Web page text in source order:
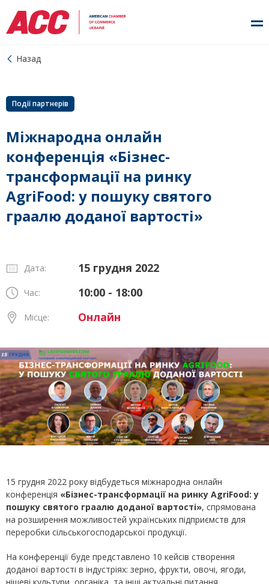
Назад
Події партнерів
Міжнародна онлайн
конференція «Бізнес-
трансформації на ринку
AgriFood: у пошуку святого
граалю доданої вартості»
Дата: 15 грудня 2022
Час: 10:00 - 18:00
Місце: Онлайн
15 грудня 2022 року відбудеться міжнародна онлайн
конференція «Бізнес-трансформації на ринку AgriFood: у
пошуку святого граалю доданої вартості», спрямована
на розширення можливостей українських підприємств для
переробки сільськогосподарської продукції.
На конференції буде представлено 10 кейсів створення
доданої вартості в індустріях: зерно, фрукти, овочі, ягоди,